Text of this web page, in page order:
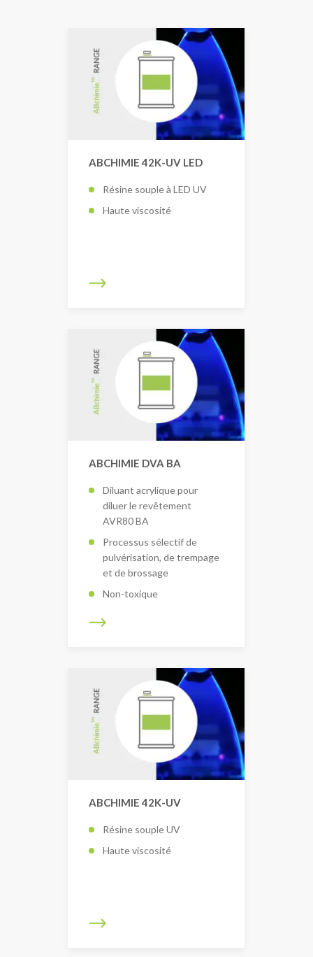
ABCHIMIE 42K-UV LED
Résine souple à LED UV
Haute viscosité
ABCHIMIE DVA BA
Diluant acrylique pour
diluer le revêtement
AVR80 BA
Processus sélectif de
pulvérisation, de trempage
et de brossage
Non-toxique
ABCHIMIE 42K-UV
Résine souple UV
Haute viscosité